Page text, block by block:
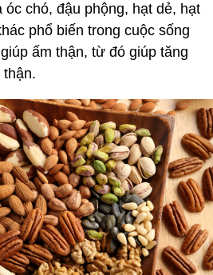
chó, đậu phộng, hạt dẻ, hạt
phổ biến trong cuộc sống
ấm thận, từ đó giúp tăng